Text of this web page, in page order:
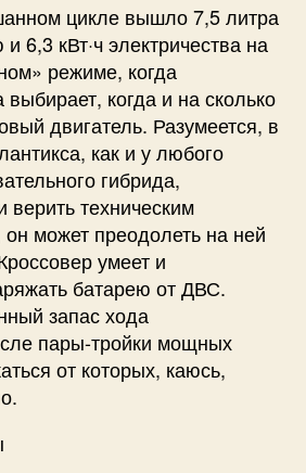
цикле вышло 7,5 литра
6,3 кВт·ч электричества на
режиме, когда
выбирает, когда и на сколько
двигатель. Разумеется, в
как и у любого
гибрида,
верить техническим
он может преодолеть на ней
умеет и
батарею от ДВС.
запас хода
пары-тройки мощных
от которых, каюсь,